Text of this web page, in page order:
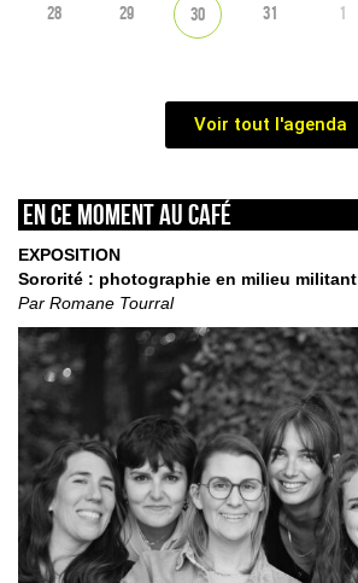
28 29 30 31 1
Voir tout l'agenda
En ce moment au café
EXPOSITION
Sororité : photographie en milieu militant
Par Romane Tourral